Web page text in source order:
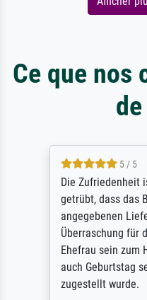
Ce que nos
5 / 5
Die Zufriedenheit
getrübt, dass das
angegebenen
Überraschung für
Ehefrau sein zum
auch Geburtstag
zugestellt wurde.